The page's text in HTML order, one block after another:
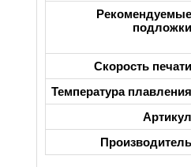
Рекомендуемые
подложки
Скорость печати
Температура плавления
Артикул
Производитель